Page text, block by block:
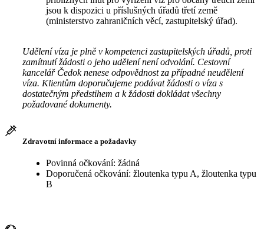
jsou k dispozici u příslušných úřadů třetí země
(ministerstvo zahraničních věcí, zastupitelský úřad).
Udělení víza je plně v kompetenci zastupitelských úřadů, proti
zamítnutí žádosti o jeho udělení není odvolání. Cestovní
kancelář Čedok nenese odpovědnost za případné neudělení
víza. Klientům doporučujeme podávat žádosti o víza s
dostatečným předstihem a k žádosti dokládat všechny
požadované dokumenty.
Zdravotní informace a požadavky
Povinná očkování: žádná
Doporučená očkování: žloutenka typu A, žloutenka typu
B